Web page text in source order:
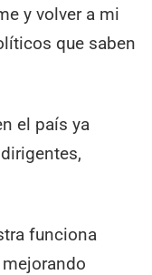
y volver a mi
que saben
el país ya
funciona